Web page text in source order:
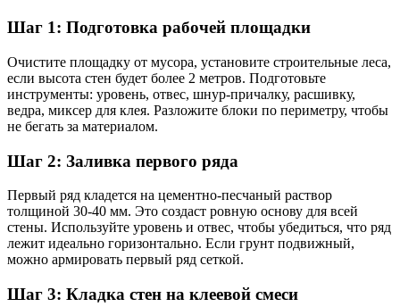
Шаг 1: Подготовка рабочей площадки
Очистите площадку от мусора, установите строительные леса,
если высота стен будет более 2 метров. Подготовьте
инструменты: уровень, отвес, шнур-причалку, расшивку,
ведра, миксер для клея. Разложите блоки по периметру, чтобы
не бегать за материалом.
Шаг 2: Заливка первого ряда
Первый ряд кладется на цементно-песчаный раствор
толщиной 30-40 мм. Это создаст ровную основу для всей
стены. Используйте уровень и отвес, чтобы убедиться, что ряд
лежит идеально горизонтально. Если грунт подвижный,
можно армировать первый ряд сеткой.
Шаг 3: Кладка стен на клеевой смеси